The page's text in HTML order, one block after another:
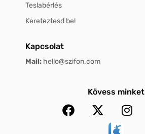
Teslabérlés
Kereteztesd be!
Kapcsolat
Mail: hello@szifon.com
Kövess minket